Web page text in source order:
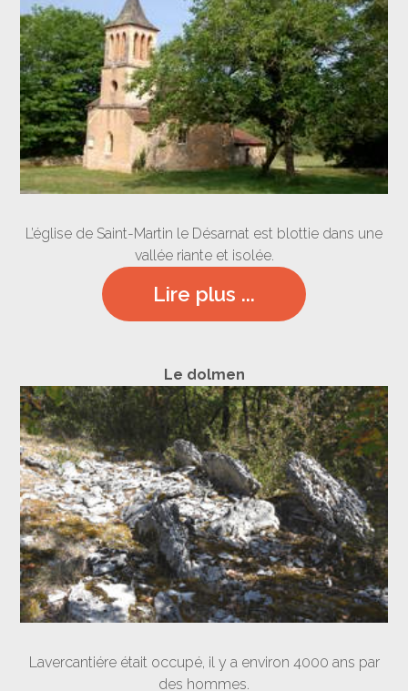
L’église de Saint-Martin le Désarnat est blottie dans une
vallée riante et isolée.
Lire plus ...
Le dolmen
Lavercantiére était occupé, il y a environ 4000 ans par
des hommes.